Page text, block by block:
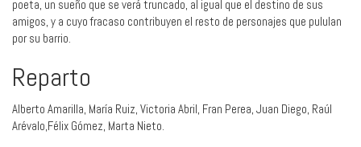
poeta, un sueño que se verá truncado, al igual que el destino de sus
amigos, y a cuyo fracaso contribuyen el resto de personajes que pululan
por su barrio.
Reparto
Alberto Amarilla, María Ruiz, Victoria Abril, Fran Perea, Juan Diego, Raúl
Arévalo,Félix Gómez, Marta Nieto.